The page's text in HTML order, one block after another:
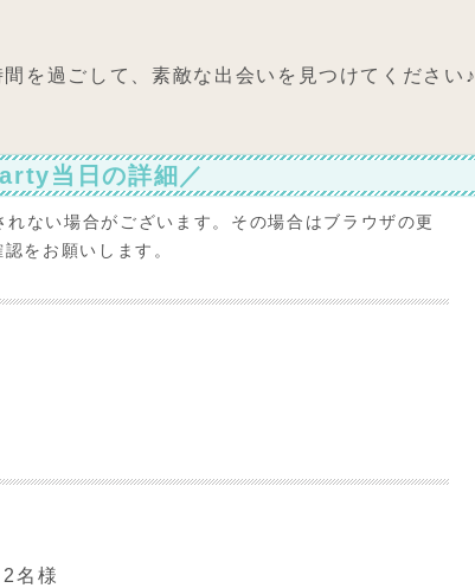
を過ごして、素敵な出会いを見つけてください♪
当日の詳細／
ない場合がございます。その場合はブラウザの更
をお願いします。
名様